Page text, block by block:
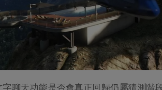
字聊天功能是否會真正回歸仍屬猜測階